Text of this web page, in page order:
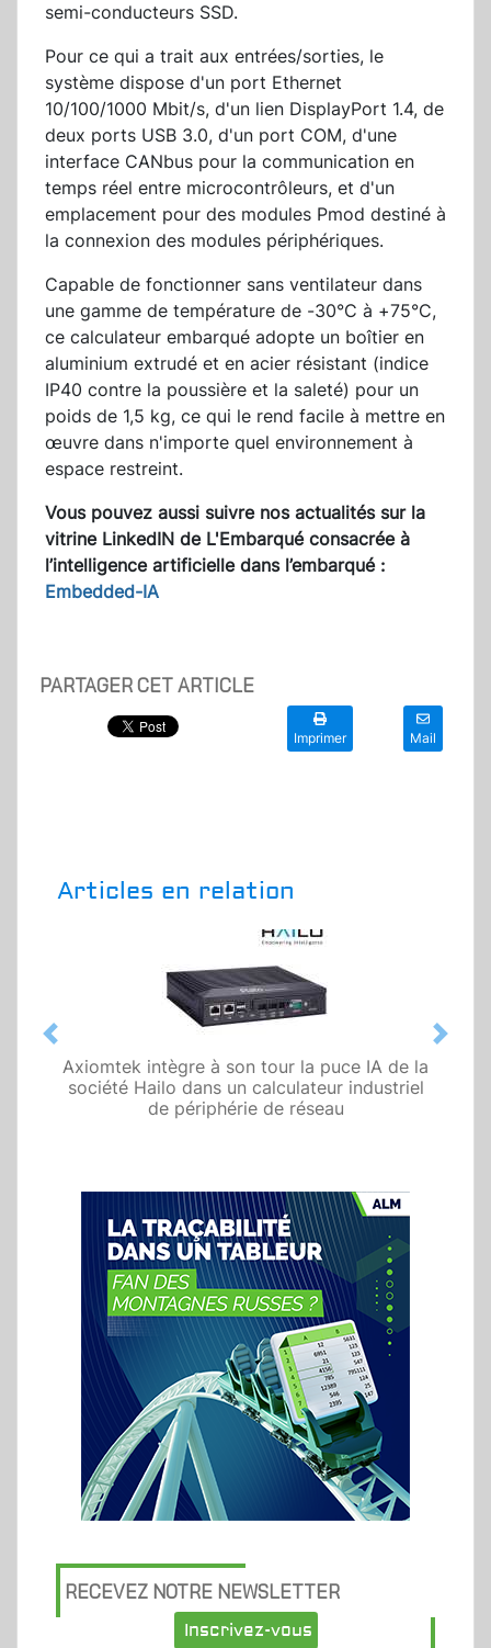
semi-conducteurs SSD.
Pour ce qui a trait aux entrées/sorties, le
système dispose d'un port Ethernet
10/100/1000 Mbit/s, d'un lien DisplayPort 1.4, de
deux ports USB 3.0, d'un port COM, d'une
interface CANbus pour la communication en
temps réel entre microcontrôleurs, et d'un
emplacement pour des modules Pmod destiné à
la connexion des modules périphériques.
Capable de fonctionner sans ventilateur dans
une gamme de température de -30°C à +75°C,
ce calculateur embarqué adopte un boîtier en
aluminium extrudé et en acier résistant (indice
IP40 contre la poussière et la saleté) pour un
poids de 1,5 kg, ce qui le rend facile à mettre en
œuvre dans n'importe quel environnement à
espace restreint.
Vous pouvez aussi suivre nos actualités sur la
vitrine LinkedIN de L'Embarqué consacrée à
l’intelligence artificielle dans l’embarqué :
Embedded-IA
PARTAGER CET ARTICLE
Imprimer Mail
Articles en relation
Axiomtek intègre à son tour la puce IA de la
société Hailo dans un calculateur industriel
de périphérie de réseau
Previous Next
RECEVEZ NOTRE NEWSLETTER
Inscrivez-vous